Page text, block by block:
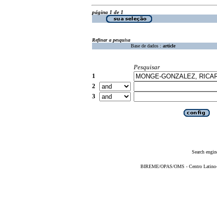
página 1 de 1
Refinar a pesquisa
Base de dados : article
Pesquisar
1
2
3
Search
BIREME/OPAS/OMS - Centro Latino-